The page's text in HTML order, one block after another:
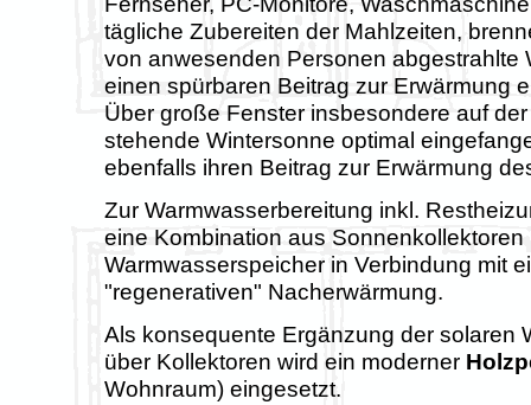
tägliche Zubereiten der Mahlzeiten,
von anwesenden Personen abgestrahlte
einen spürbaren Beitrag zur Erwärmung
Über große Fenster insbesondere auf
stehende Wintersonne optimal
ebenfalls ihren Beitrag zur Erwärmung
Zur Warmwasserbereitung inkl.
eine Kombination aus Sonnenkollektoren
Warmwasserspeicher in Verbindung mit
"regenerativen" Nacherwärmung.
Als konsequente Ergänzung der solaren
über Kollektoren wird ein moderner
Wohnraum) eingesetzt.